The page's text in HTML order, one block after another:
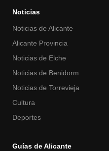
Noticias
Noticias de Alicante
Alicante Provincia
Noticias de Elche
Noticias de Benidorm
Noticias de Torrevieja
Cultura
Deportes
Guías de Alicante